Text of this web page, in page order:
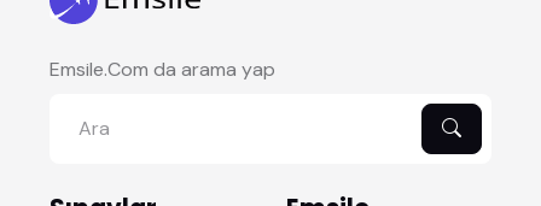
Emsile.Com da arama yap